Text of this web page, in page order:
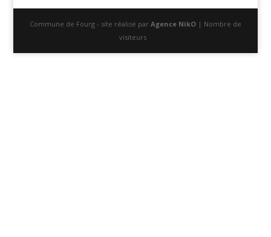
Commune de Fourg - site réalisé par Agence NikO| Nombre de
visiteurs